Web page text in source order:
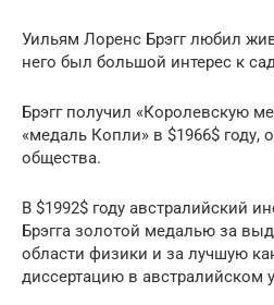
Уильям Лоренс Брэгг любил
него был большой интерес к
Брэгг получил «Королевскую
«медаль Копли» в $1966$ году,
общества.
В $1992$ году австралийский
Брэгга золотой медалью за
области физики и за лучшую
диссертацию в австралийском